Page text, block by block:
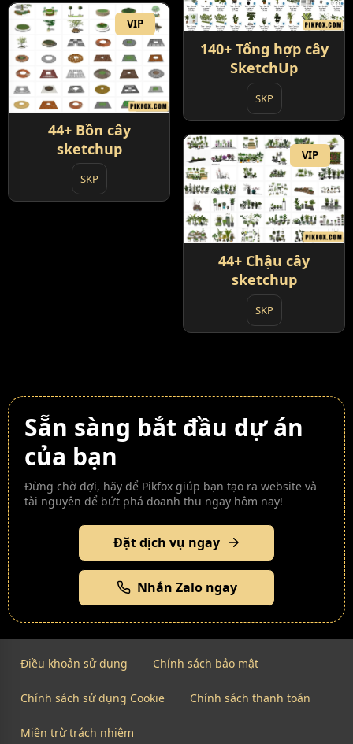
140+ Tổng hợp cây
SketchUp
SKP
VIP
44+ Bồn cây
sketchup
SKP
VIP
44+ Chậu cây
sketchup
SKP
Sẵn sàng bắt đầu dự án
của bạn
Đừng chờ đợi, hãy để Pikfox giúp bạn tạo ra website và
tài nguyên để bứt phá doanh thu ngay hôm nay!
Đặt dịch vụ ngay
Nhắn Zalo ngay
Điều khoản sử dụng Chính sách bảo mật
Chính sách sử dụng Cookie Chính sách thanh toán
Miễn trừ trách nhiệm